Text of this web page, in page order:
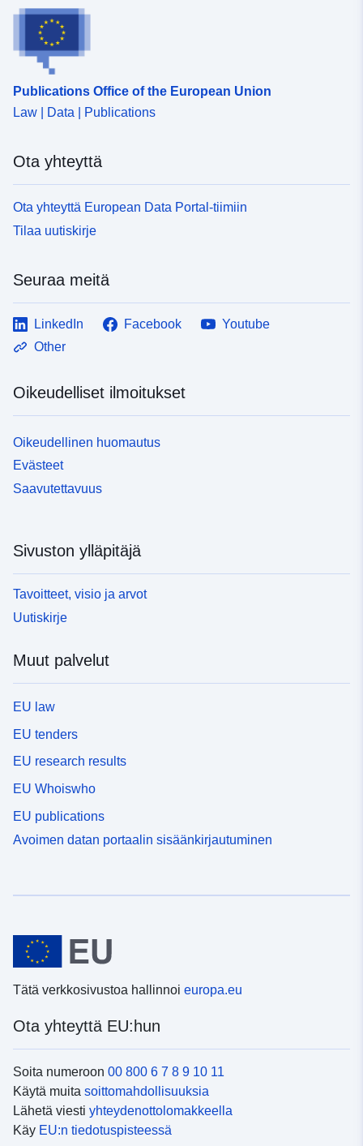
Publications Office of the European Union
Law | Data | Publications
Ota yhteyttä
Ota yhteyttä European Data Portal-tiimiin
Tilaa uutiskirje
Seuraa meitä
LinkedIn Facebook
Youtube
Other
Oikeudelliset ilmoitukset
Oikeudellinen huomautus
Evästeet
Saavutettavuus
Sivuston ylläpitäjä
Tavoitteet, visio ja arvot
Uutiskirje
Muut palvelut
EU law
EU tenders
EU research results
EU Whoiswho
EU publications
Avoimen datan portaalin sisäänkirjautuminen
Tätä verkkosivustoa hallinnoi europa.eu
Ota yhteyttä EU:hun
Soita numeroon 00 800 6 7 8 9 10 11
Käytä muita soittomahdollisuuksia
Lähetä viesti yhteydenottolomakkeella
Käy EU:n tiedotuspisteessä